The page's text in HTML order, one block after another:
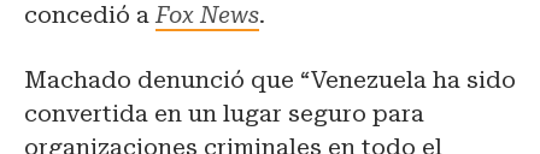
concedió aFox News.
Machado denunció que “Venezuela ha sido
convertida en un lugar seguro para
organizaciones criminales en todo el